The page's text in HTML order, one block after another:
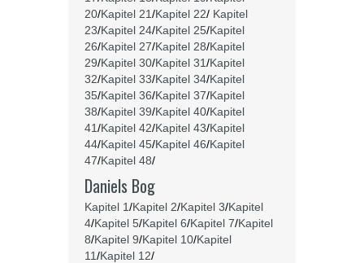
20/Kapitel 21/Kapitel 22/ Kapitel
23/Kapitel 24/Kapitel 25/Kapitel
26/Kapitel 27/Kapitel 28/Kapitel
29/Kapitel 30/Kapitel 31/Kapitel
32/Kapitel 33/Kapitel 34/Kapitel
35/Kapitel 36/Kapitel 37/Kapitel
38/Kapitel 39/Kapitel 40/Kapitel
41/Kapitel 42/Kapitel 43/Kapitel
44/Kapitel 45/Kapitel 46/Kapitel
47/Kapitel 48/
Daniels Bog
Kapitel 1/Kapitel 2/Kapitel 3/Kapitel
4/Kapitel 5/Kapitel 6/Kapitel 7/Kapitel
8/Kapitel 9/Kapitel 10/Kapitel
11/Kapitel 12/